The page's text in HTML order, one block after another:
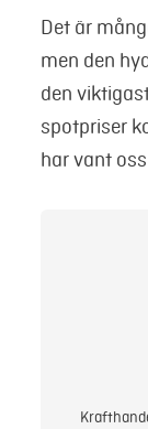
Det är
men den
den
spotpriser
har vant